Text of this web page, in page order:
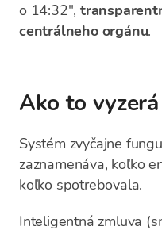
o 14:32",
centrálneho orgánu.
Ako to
Systém zvyčajne
zaznamenáva, koľko
koľko spotrebovala.
Inteligentná zmluva